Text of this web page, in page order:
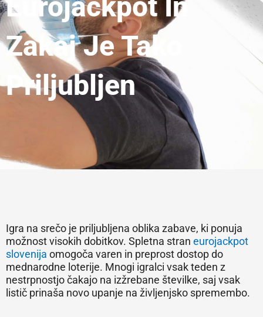
Zakaj Je Tako
Priljubljen
Igra na srečo je priljubljena oblika zabave, ki ponuja
možnost visokih dobitkov. Spletna stran eurojackpot
slovenija omogoča varen in preprost dostop do
mednarodne loterije. Mnogi igralci vsak teden z
nestrpnostjo čakajo na izžrebane številke, saj vsak
listič prinaša novo upanje na življenjsko spremembo.